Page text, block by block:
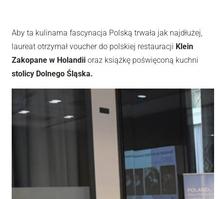
Aby ta kulinarna fascynacja Polską trwała jak najdłużej,
laureat otrzymał voucher do polskiej restauracji Klein
Zakopane w Holandii oraz książkę poświęconą kuchni
stolicy Dolnego Śląska.